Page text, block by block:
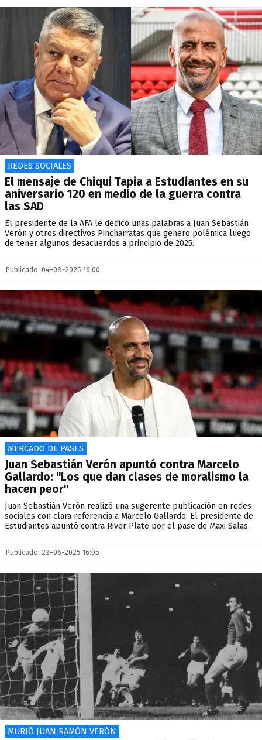
REDES SOCIALES
El mensaje de Chiqui Tapia a Estudiantes en su
aniversario 120 en medio de la guerra contra
las SAD
El presidente de la AFA le dedicó unas palabras a Juan Sebastián
Verón y otros directivos Pincharratas que genero polémica luego
de tener algunos desacuerdos a principio de 2025.
Publicado: 04-08-2025 16:00
MERCADO DE PASES
Juan Sebastián Verón apuntó contra Marcelo
Gallardo: "Los que dan clases de moralismo la
hacen peor"
Juan Sebastián Verón realizó una sugerente publicación en redes
sociales con clara referencia a Marcelo Gallardo. El presidente de
Estudiantes apuntó contra River Plate por el pase de Maxi Salas.
Publicado: 23-06-2025 16:05
MURIÓ JUAN RAMÓN VERÓN